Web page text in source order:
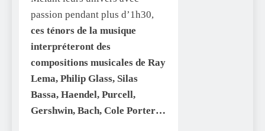
passion pendant plus d’1h30,
ces ténors de la musique
interpréteront des
compositions musicales de Ray
Lema, Philip Glass, Silas
Bassa, Haendel, Purcell,
Gershwin, Bach, Cole Porter…